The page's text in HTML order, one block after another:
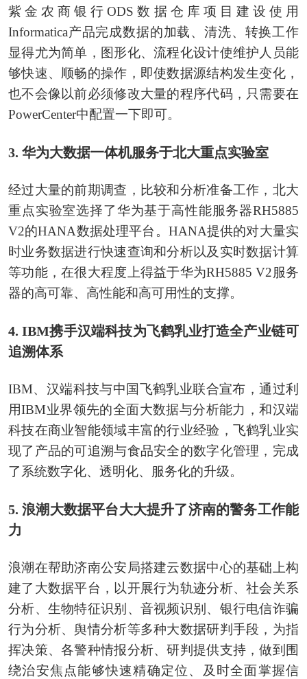
紫金农商银行ODS数据仓库项目建设使用
Informatica产品完成数据的加载、清洗、转换工作
显得尤为简单，图形化、流程化设计使维护人员能
够快速、顺畅的操作，即使数据源结构发生变化，
也不会像以前必须修改大量的程序代码，只需要在
PowerCenter中配置一下即可。
3. 华为大数据一体机服务于北大重点实验室
经过大量的前期调查，比较和分析准备工作，北大
重点实验室选择了华为基于高性能服务器RH5885
V2的HANA数据处理平台。HANA提供的对大量实
时业务数据进行快速查询和分析以及实时数据计算
等功能，在很大程度上得益于华为RH5885 V2服务
器的高可靠、高性能和高可用性的支撑。
4. IBM携手汉端科技为飞鹤乳业打造全产业链可
追溯体系
IBM、汉端科技与中国飞鹤乳业联合宣布，通过利
用IBM业界领先的全面大数据与分析能力，和汉端
科技在商业智能领域丰富的行业经验，飞鹤乳业实
现了产品的可追溯与食品安全的数字化管理，完成
了系统数字化、透明化、服务化的升级。
5. 浪潮大数据平台大大提升了济南的警务工作能
力
浪潮在帮助济南公安局搭建云数据中心的基础上构
建了大数据平台，以开展行为轨迹分析、社会关系
分析、生物特征识别、音视频识别、银行电信诈骗
行为分析、舆情分析等多种大数据研判手段，为指
挥决策、各警种情报分析、研判提供支持，做到围
绕治安焦点能够快速精确定位、及时全面掌握信